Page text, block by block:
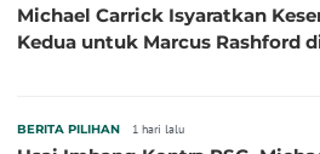
Michael Carrick Isyaratkan
Kedua untuk Marcus Rashford
BERITA PILIHAN 1 hari lalu